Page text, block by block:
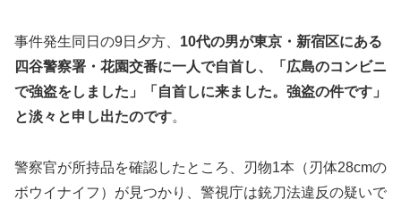
事件発生同日の9日夕方、 10代の男が東京・新宿区にある
四谷警察署・花園交番に一人で自首し、「広島のコンビニ
で強盗をしました」「自首しに来ました。強盗の件です」
と淡々と申し出たのです。
警察官が所持品を確認したところ、刃物1本（刃体28cmの
ボウイナイフ）が見つかり、警視庁は銃刀法違反の疑いで